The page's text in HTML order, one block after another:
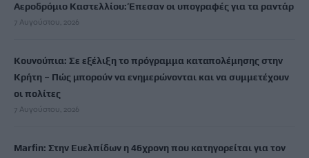
Αεροδρόμιο Καστελλίου: Έπεσαν οι υπογραφές για τα ραντάρ
7 Αυγούστου, 2026
Κουνούπια: Σε εξέλιξη το πρόγραμμα καταπολέμησης στην
Κρήτη – Πώς μπορούν να ενημερώνονται και να συμμετέχουν
οι πολίτες
7 Αυγούστου, 2026
Marfin: Στην Ευελπίδων η 46χρονη που κατηγορείται για τον